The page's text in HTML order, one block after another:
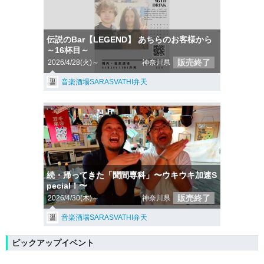
伝説のBar【LEGEND】 あちらのお客様から
～16杯目～
2026/4/28(火)～ 神奈川県 販売終了
音楽酒場SARASVATHI弁天
続・帰ってきた「聞間専科」〜ウキウキ加速S
pecial！〜
2026/4/30(木)～ 神奈川県 販売終了
音楽酒場SARASVATHI弁天
ピックアップイベント